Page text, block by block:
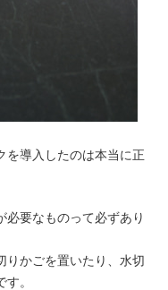
を導入したのは本当に正
必要なものって必ずあり
りかごを置いたり、水切
。